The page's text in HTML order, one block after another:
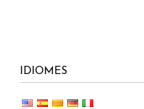
IDIOMES